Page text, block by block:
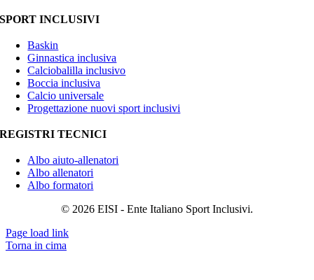
SPORT INCLUSIVI
Baskin
Ginnastica inclusiva
Calciobalilla inclusivo
Boccia inclusiva
Calcio universale
Progettazione nuovi sport inclusivi
REGISTRI TECNICI
Albo aiuto-allenatori
Albo allenatori
Albo formatori
© 2026 EISI - Ente Italiano Sport Inclusivi.
Page load link
Torna in cima